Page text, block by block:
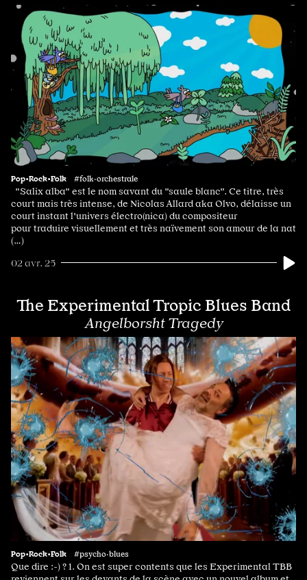
Pop•Rock•Folk #folk·orchestrale
"Salix alba" est le nom savant du "saule blanc". Ce titre, très
court mais très intense, de Nicolas Allard aka Olvo, délaisse un
court instant l'univers électro(nica) du compositeur
pour traduire visuellement et très naïvement son amour de la nat
(…)
02 avr. 25
The Experimental Tropic Blues Band
Angelborsht Tragedy
Pop•Rock•Folk #psycho·blues
Que dire :-) ? 1. On est super contents que les Experimental TBB